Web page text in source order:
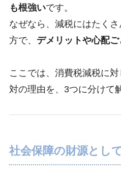
も根強いです。
なぜなら、減税にはたく
方で、 デメリットや心配
ここでは、消費税減税に
対の理由を、3つに分けて
社会保障の財源とし